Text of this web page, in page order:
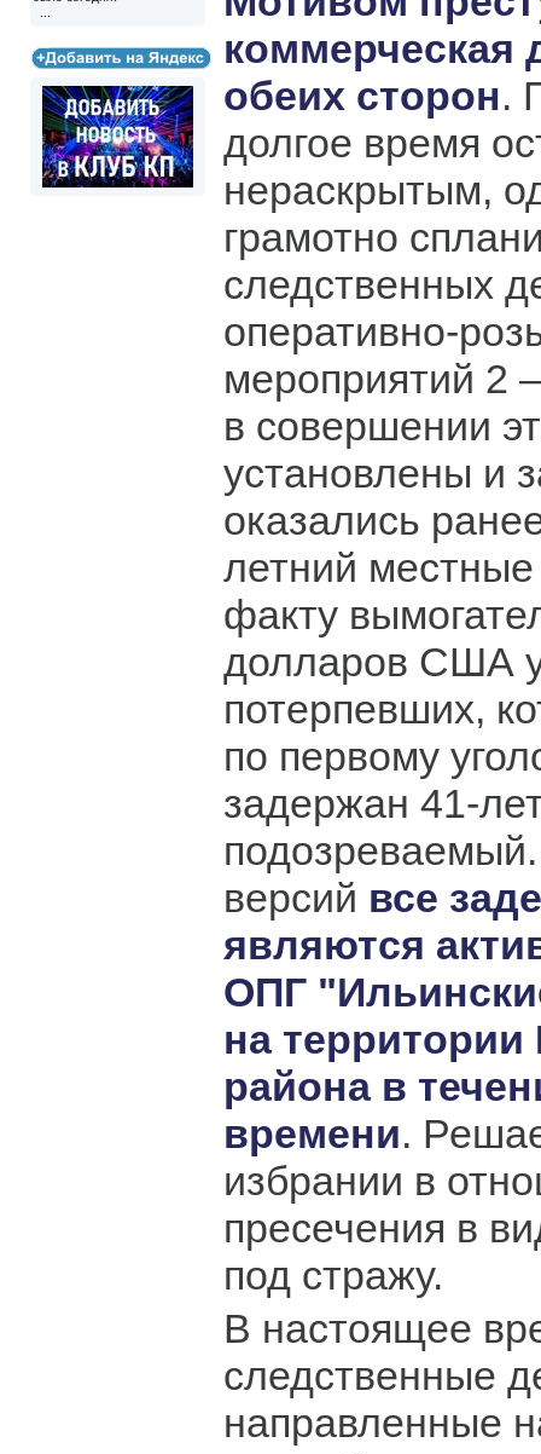
коммерческая
обеих сторон.
долгое время
нераскрытым,
грамотно
следственных
оперативно-
мероприятий 2
в совершении
установлены и
оказались
летний
факту
долларов США у
потерпевших,
по первому
задержан 41-
версий все
являются
ОПГ
на территории
района в
времени.
избрании в
пресечения в
под стражу.
В настоящее
следственные
направленные